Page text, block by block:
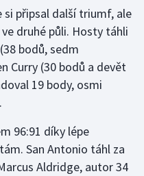
si připsal další triumf, ale
druhé půli. Hosty táhli
bodů, sedm
Curry (30 bodů a devět
19 body, osmi
96:91 díky lépe
San Antonio táhl za
Aldridge, autor 34